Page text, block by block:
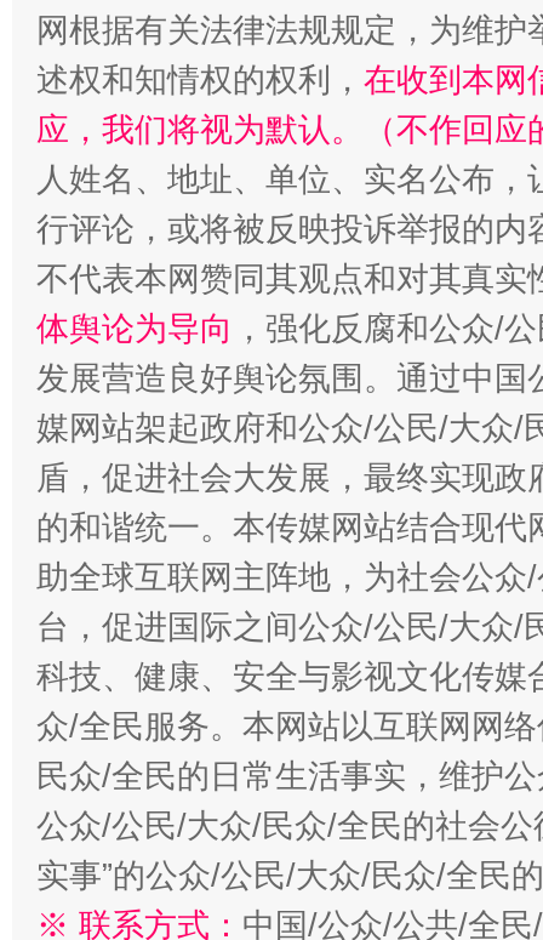
“蜀中异人”王建安的艺术幻境
网根据有关法律法规规定，为维
述权和知情权的权利， 在收到本网
应，我们将视为默认。（不作回应
人姓名、地址、单位、实名公布
行评论，或将被反映投诉举报的
不代表本网赞同其观点和对其真实
体舆论为导向 ，强化反腐和公众/
发展营造良好舆论氛围。通过中
媒网站架起政府和公众/公民/大众/
盾，促进社会大发展，最终实现
的和谐统一。本传媒网站结合现
助全球互联网主阵地，为社会公
台，促进国际之间公众/公民/大众/
科技、健康、安全与影视文化传
众/全民服务。本网站以互联网网
民众/全民的日常生活事实，维护
公众/公民/大众/民众/全民的社会公
实事”的公众/公民/大众/民众/全民
※ 联系方式： 中国/公众/公共/全